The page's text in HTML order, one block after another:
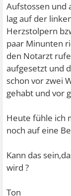
Aufstossen und
lag auf der
Herzstolpern
paar Minunten
den Notarzt
aufgesetzt und
schon vor zwei
gehabt und vor
Heute fühle ich
noch auf eine
Kann das
wird ?
Ton